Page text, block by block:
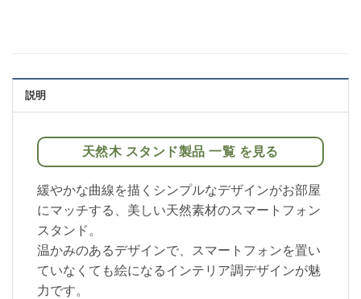
説明
天然木 スタンド製品 一覧 を見る
緩やかな曲線を描くシンプルなデザインがお部屋
にマッチする、美しい天然素材のスマートフォン
スタンド。
温かみのあるデザインで、スマートフォンを置い
ていなくても絵になるインテリア調デザインが魅
力です。